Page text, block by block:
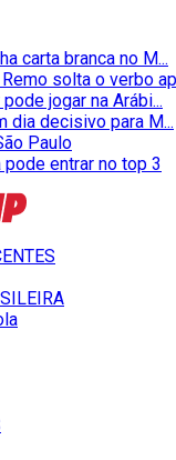
carta branca no M...
solta o verbo
jogar na Arábi...
dia decisivo para M...
Paulo
pode entrar no top 3